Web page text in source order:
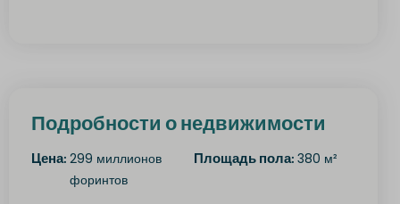
Подробности о недвижимости
Цена: 299 миллионов
форинтов
Площадь пола: 380 м²